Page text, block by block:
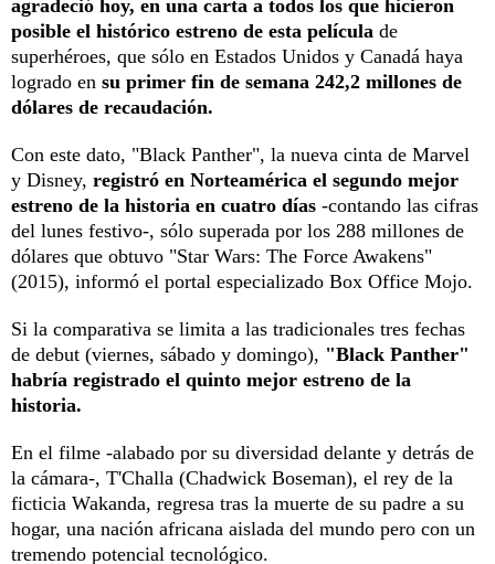
agradeció hoy, en una carta a todos los que hicieron
posible el histórico estreno de esta película de
superhéroes, que sólo en Estados Unidos y Canadá haya
logrado en su primer fin de semana 242,2 millones de
dólares de recaudación.
Con este dato, "Black Panther", la nueva cinta de Marvel
y Disney, registró en Norteamérica el segundo mejor
estreno de la historia en cuatro días -contando las cifras
del lunes festivo-, sólo superada por los 288 millones de
dólares que obtuvo "Star Wars: The Force Awakens"
(2015), informó el portal especializado Box Office Mojo.
Si la comparativa se limita a las tradicionales tres fechas
de debut (viernes, sábado y domingo), "Black Panther"
habría registrado el quinto mejor estreno de la
historia.
En el filme -alabado por su diversidad delante y detrás de
la cámara-, T'Challa (Chadwick Boseman), el rey de la
ficticia Wakanda, regresa tras la muerte de su padre a su
hogar, una nación africana aislada del mundo pero con un
tremendo potencial tecnológico.